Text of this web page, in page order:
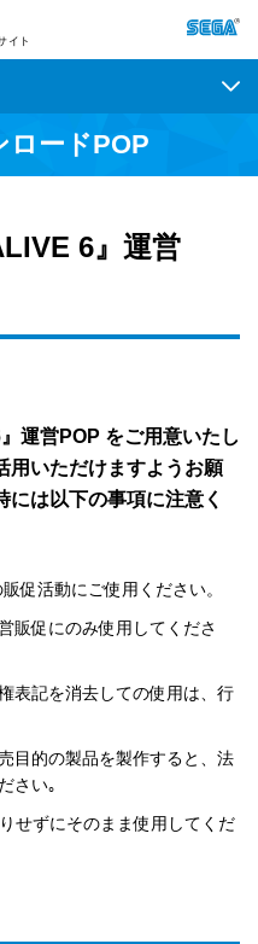
イト
ロードPOP
6』運営
運営POP をご用意いたし
用いただけますようお願
は以下の事項に注意く
促活動にご使用ください。
販促にのみ使用してくださ
表記を消去しての使用は、行
目的の製品を製作すると、法
さい｡
せずにそのまま使用してくだ